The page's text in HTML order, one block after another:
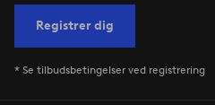
Registrer dig
* Se tilbudsbetingelser ved registrering